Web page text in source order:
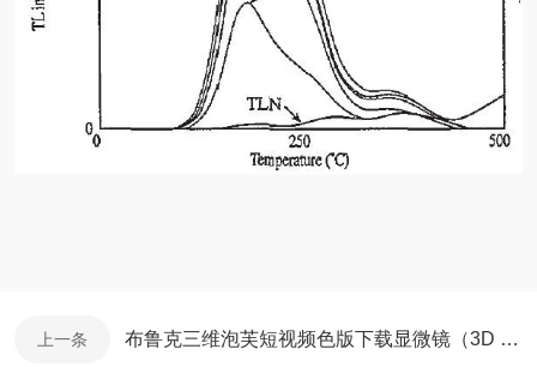
上一条 布鲁克三维泡芙短视频色版下载显微镜（3D XRM）在钢纤维混凝土三维结构分析中的应用介绍